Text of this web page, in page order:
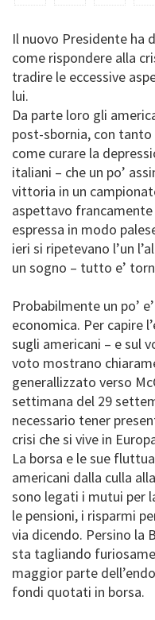
Il nuovo Presidente ha
come rispondere alla
tradire le eccessive
lui.
Da parte loro gli
post-sbornia, con
come curare la
italiani – che un po’
vittoria in un
aspettavo francamente
espressa in modo
ieri si ripetevano l’un
un sogno – tutto e’
Probabilmente un po’
economica. Per capire
sugli americani – e sul
voto mostrano
generallizzato verso
settimana del 29
necessario tener
crisi che si vive in
La borsa e le sue
americani dalla culla
sono legati i mutui per
le pensioni, i risparmi
via dicendo. Persino la
sta tagliando
maggior parte
fondi quotati in borsa.